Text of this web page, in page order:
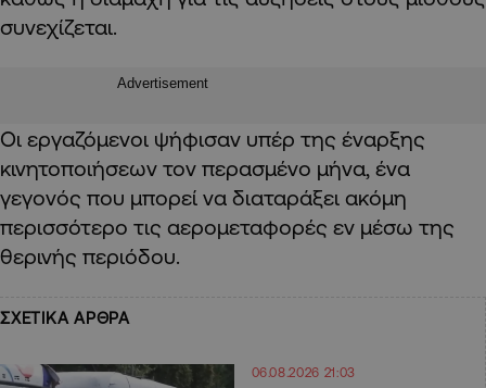
συνεχίζεται.
Advertisement
Οι εργαζόμενοι ψήφισαν υπέρ της έναρξης
κινητοποιήσεων τον περασμένο μήνα, ένα
γεγονός που μπορεί να διαταράξει ακόμη
περισσότερο τις αερομεταφορές εν μέσω της
θερινής περιόδου.
ΣΧΕΤΙΚΑ ΑΡΘΡΑ
06.08.2026 21:03